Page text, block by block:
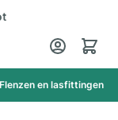
Cart
Flenzen en lasfittingen